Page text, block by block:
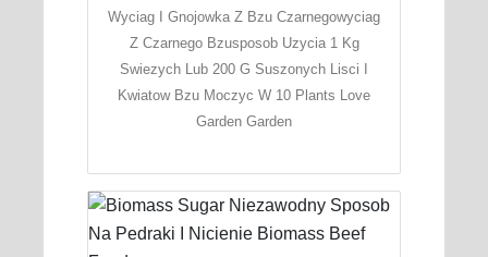
Wyciag I Gnojowka Z Bzu Czarnegowyciag
Z Czarnego Bzusposob Uzycia 1 Kg
Swiezych Lub 200 G Suszonych Lisci I
Kwiatow Bzu Moczyc W 10 Plants Love
Garden Garden